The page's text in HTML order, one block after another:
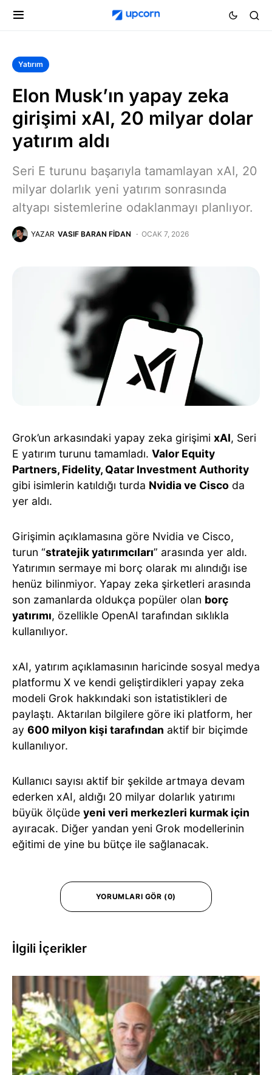
Yatırım
Elon Musk’ın yapay zeka
girişimi xAI, 20 milyar dolar
yatırım aldı
Seri E turunu başarıyla tamamlayan xAI, 20
milyar dolarlık yeni yatırım sonrasında
altyapı sistemlerine odaklanmayı planlıyor.
YAZAR VASIF BARAN FIDAN OCAK 7, 2026
Grok’un arkasındaki yapay zeka girişimi xAI, Seri
E yatırım turunu tamamladı. Valor Equity
Partners, Fidelity, Qatar Investment Authority
gibi isimlerin katıldığı turda Nvidia ve Cisco da
yer aldı.
Girişimin açıklamasına göre Nvidia ve Cisco,
turun “stratejik yatırımcıları” arasında yer aldı.
Yatırımın sermaye mi borç olarak mı alındığı ise
henüz bilinmiyor. Yapay zeka şirketleri arasında
son zamanlarda oldukça popüler olan borç
yatırımı, özellikle OpenAI tarafından sıklıkla
kullanılıyor.
xAI, yatırım açıklamasının haricinde sosyal medya
platformu X ve kendi geliştirdikleri yapay zeka
modeli Grok hakkındaki son istatistikleri de
paylaştı. Aktarılan bilgilere göre iki platform, her
ay 600 milyon kişi tarafından aktif bir biçimde
kullanılıyor.
Kullanıcı sayısı aktif bir şekilde artmaya devam
ederken xAI, aldığı 20 milyar dolarlık yatırımı
büyük ölçüde yeni veri merkezleri kurmak için
ayıracak. Diğer yandan yeni Grok modellerinin
eğitimi de yine bu bütçe ile sağlanacak.
YORUMLARI GÖR (0)
İlgili İçerikler